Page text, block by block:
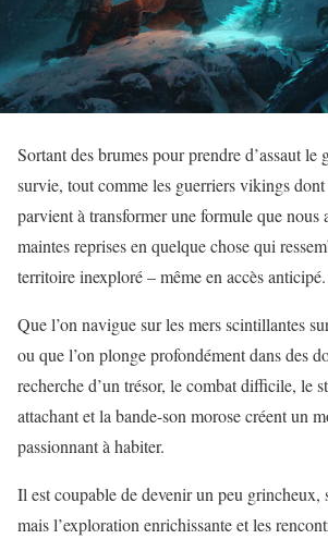
Sortant des brumes pour prendre d’assaut le
survie, tout comme les guerriers vikings dont
parvient à transformer une formule que nous
maintes reprises en quelque chose qui
territoire inexploré – même en accès anticipé.
Que l’on navigue sur les mers scintillantes
ou que l’on plonge profondément dans des
recherche d’un trésor, le combat difficile, le
attachant et la bande-son morose créent un
passionnant à habiter.
Il est coupable de devenir un peu grincheux,
mais l’exploration enrichissante et les